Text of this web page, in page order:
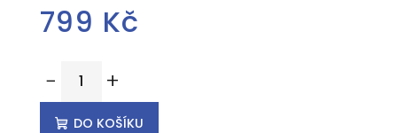
799 Kč
cena:
+
−
DO KOŠÍKU